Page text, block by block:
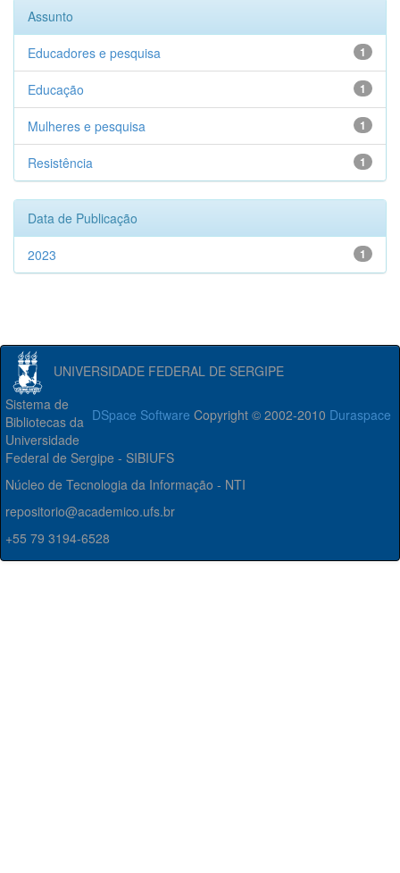
Assunto
1
Educadores e pesquisa
1
Educação
1
Mulheres e pesquisa
1
Resistência
Data de Publicação
1
2023
UNIVERSIDADE FEDERAL DE SERGIPE
DSpace Software Copyright © 2002-2010 Duraspace
Sistema de
Bibliotecas da
Universidade
Federal de Sergipe - SIBIUFS
Núcleo de Tecnologia da Informação - NTI
repositorio@academico.ufs.br
+55 79 3194-6528